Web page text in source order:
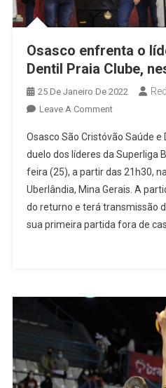
Osasco enfrenta o
Dentil Praia Clube,
25 De Janeiro De 2022
Leave A CommentOn
Enfrenta
O
Líder
Da
Superliga,
Dentil
Osasco São Cristóvão Saúde
duelo dos líderes da Superliga
feira (25), a partir das 21h30,
Uberlândia, Mina Gerais. A
do returno e terá transmissão
sua primeira partida fora de